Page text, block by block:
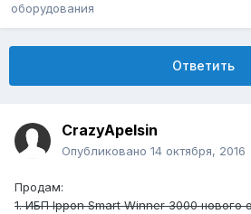
оборудования
Ответить
CrazyApelsin
Опубликовано 14 октября, 2016
Продам:
1. ИБП Ippon Smart Winner 3000 нового